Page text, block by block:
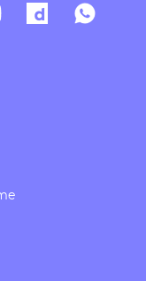
de Docaposte
de
Youtube de
CompteCompte